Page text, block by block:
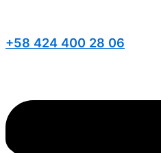
+58 424 400 28 06